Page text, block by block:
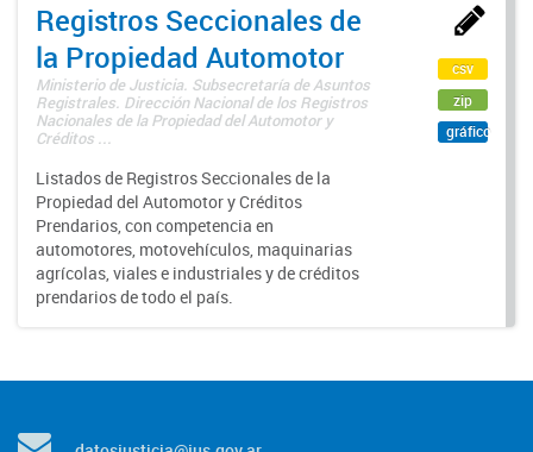
Registros Seccionales de
la Propiedad Automotor
Ministerio de Justicia. Subsecretaría de Asuntos
Registrales. Dirección Nacional de los Registros
Nacionales de la Propiedad del Automotor y
Créditos ...
Listados de Registros Seccionales de la
Propiedad del Automotor y Créditos
Prendarios, con competencia en
automotores, motovehículos, maquinarias
agrícolas, viales e industriales y de créditos
prendarios de todo el país.
csv
zip
gráfico